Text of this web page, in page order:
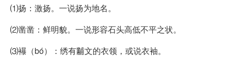
⑴扬：激扬。一说扬为地名。
⑵凿凿：鲜明貌。一说形容石头高低不平之状。
⑶襮（bó）：绣有黼文的衣领，或说衣袖。